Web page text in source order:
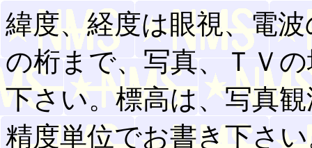
緯度、経度は眼視、電
の桁まで、写真、ＴＶ
下さい。標高は、写真
精度単位でお書き下さ